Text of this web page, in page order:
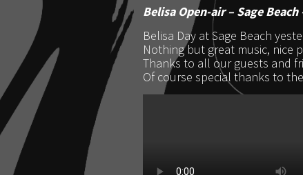
Belisa Open-air – Sage
Belisa Day at Sage Beach
Nothing but great music, nice
Thanks to all our guests and
Of course special thanks to